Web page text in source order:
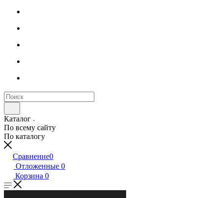
Каталог
По всему сайту
По каталогу
Сравнение0
Отложенные 0
Корзина 0